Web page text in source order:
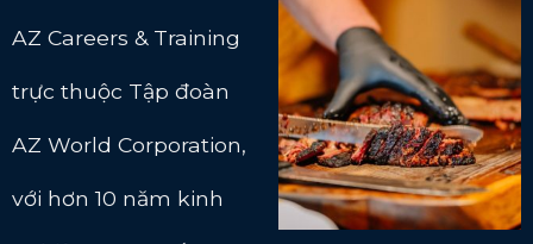
AZ Careers & Training
trực thuộc Tập đoàn
AZ World Corporation,
với hơn 10 năm kinh